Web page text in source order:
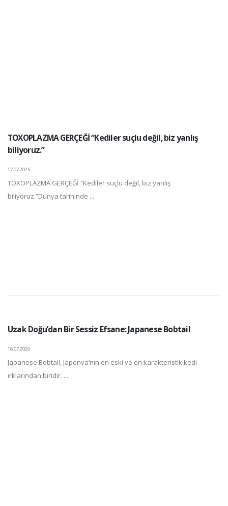
TOXOPLAZMA GERÇEĞİ “Kediler suçlu değil, biz yanlış
biliyoruz.”
17.07.2025
TOXOPLAZMA GERÇEĞİ “Kediler suçlu değil, biz yanlış
biliyoruz.”Dünya tarihinde ...
Uzak Doğu’dan Bir Sessiz Efsane: Japanese Bobtail
16.07.2026
Japanese Bobtail, Japonya’nın en eski ve en karakteristik kedi
ırklarından biridir. ...